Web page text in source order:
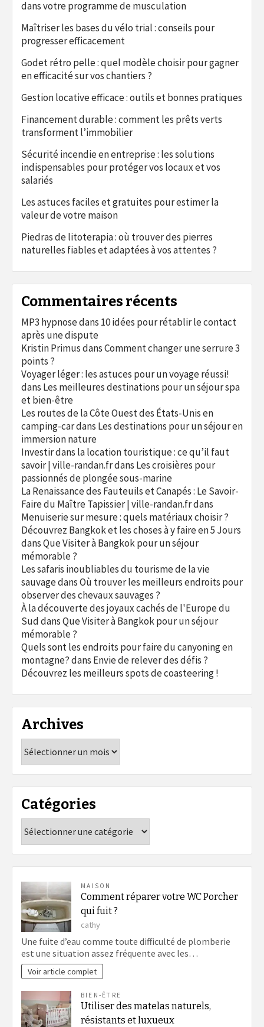
dans votre programme de musculation
Maîtriser les bases du vélo trial : conseils pour
progresser efficacement
Godet rétro pelle : quel modèle choisir pour gagner
en efficacité sur vos chantiers ?
Gestion locative efficace : outils et bonnes pratiques
Financement durable : comment les prêts verts
transforment l’immobilier
Sécurité incendie en entreprise : les solutions
indispensables pour protéger vos locaux et vos
salariés
Les astuces faciles et gratuites pour estimer la
valeur de votre maison
Piedras de litoterapia : où trouver des pierres
naturelles fiables et adaptées à vos attentes ?
Commentaires récents
MP3 hypnosedans 10 idées pour rétablir le contact
après une dispute
Kristin PrimusdansComment changer une serrure 3
points ?
Voyager léger : les astuces pour un voyage réussi!
dans Les meilleures destinations pour un séjour spa
et bien-être
Les routes de la Côte Ouest des États-Unis en
camping-cardans Les destinations pour un séjour en
immersion nature
Investir dans la location touristique : ce qu’il faut
savoir | ville-randan.frdans Les croisières pour
passionnés de plongée sous-marine
La Renaissance des Fauteuils et Canapés : Le Savoir-
Faire du Maître Tapissier | ville-randan.frdans
Menuiserie sur mesure : quels matériaux choisir ?
Découvrez Bangkok et les choses à y faire en 5 Jours
dansQue Visiter à Bangkok pour un séjour
mémorable ?
Les safaris inoubliables du tourisme de la vie
sauvagedansOù trouver les meilleurs endroits pour
observer des chevaux sauvages ?
À la découverte des joyaux cachés de l'Europe du
SuddansQue Visiter à Bangkok pour un séjour
mémorable ?
Quels sont les endroits pour faire du canyoning en
montagne?dans Envie de relever des défis ?
Découvrez les meilleurs spots de coasteering !
Archives
Catégories
MAISON
Comment réparer votre WC Porcher
qui fuit ?
cathy
Une fuite d’eau comme toute difficulté de plomberie
est une situation assez fréquente avec les…
Voir article complet
BIEN-ÊTRE
Utiliser des matelas naturels,
résistants et luxueux